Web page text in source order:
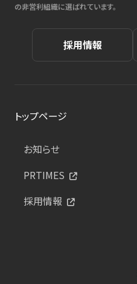
の非営利組織に選ばれています。
採用情報
トップページ
お知らせ
PRTIMES
採用情報